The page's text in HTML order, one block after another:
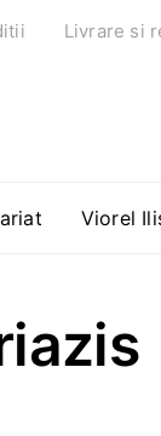
Livrare si
Viorel